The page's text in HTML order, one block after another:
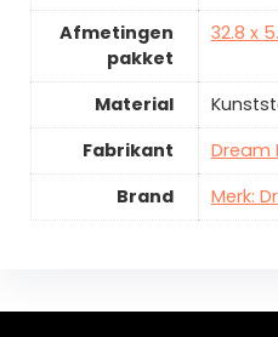
Afmetingen
pakket
32.8 x
Material
Fabrikant
Dream
Brand
Merk: